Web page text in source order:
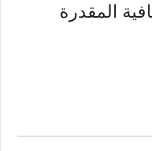
المقدرة